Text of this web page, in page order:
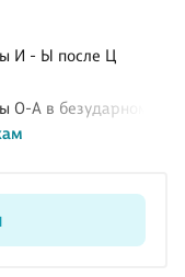
И - Ы после Ц
О-А в безударном
правильно